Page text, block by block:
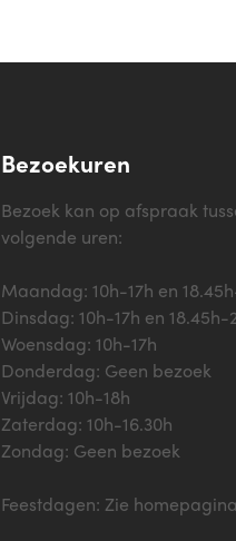
Bezoekuren
Bezoek kan op afspraak
volgende uren:
Maandag: 10h-17h en
Dinsdag: 10h-17h en 18.45h-
Woensdag: 10h-17h
Donderdag: Geen bezoek
Vrijdag: 10h-18h
Zaterdag: 10h-16.30h
Zondag: Geen bezoek
Feestdagen: Zie homepagina